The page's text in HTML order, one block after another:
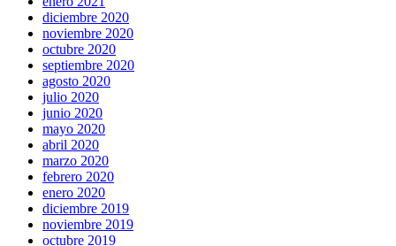
diciembre 2020
noviembre 2020
octubre 2020
septiembre 2020
agosto 2020
julio 2020
junio 2020
mayo 2020
abril 2020
marzo 2020
febrero 2020
enero 2020
diciembre 2019
noviembre 2019
octubre 2019